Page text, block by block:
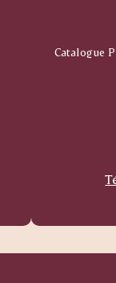
Catalogue